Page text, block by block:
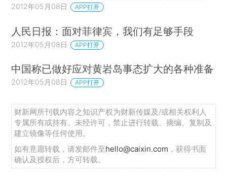
2012年05月08日 APP打开
人民日报：面对菲律宾，我们有足够手段
2012年05月08日 APP打开
中国称已做好应对黄岩岛事态扩大的各种准备
2012年05月08日 APP打开
财新网所刊载内容之知识产权为财新传媒及/或相关权利人
专属所有或持有。未经许可，禁止进行转载、摘编、复制及
建立镜像等任何使用。
如有意愿转载，请发邮件至hello@caixin.com ，获得书面
确认及授权后，方可转载。